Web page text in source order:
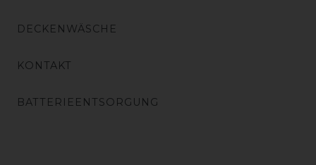
DECKENWÄSCHE
KONTAKT
BATTERIEENTSORGUNG